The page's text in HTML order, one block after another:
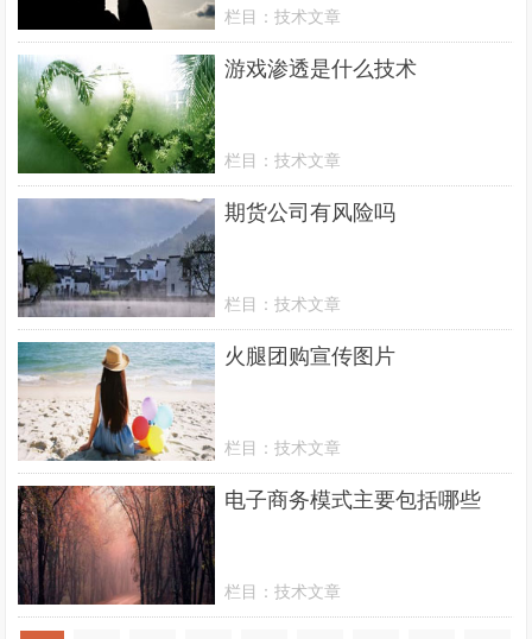
栏目：技术文章
游戏渗透是什么技术
栏目：技术文章
期货公司有风险吗
栏目：技术文章
火腿团购宣传图片
栏目：技术文章
电子商务模式主要包括哪些
栏目：技术文章